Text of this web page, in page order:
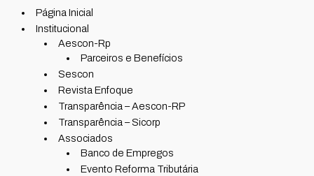
Página Inicial
Institucional
Aescon-Rp
Parceiros e Benefícios
Sescon
Revista Enfoque
Transparência – Aescon-RP
Transparência – Sicorp
Associados
Banco de Empregos
Evento Reforma Tributária